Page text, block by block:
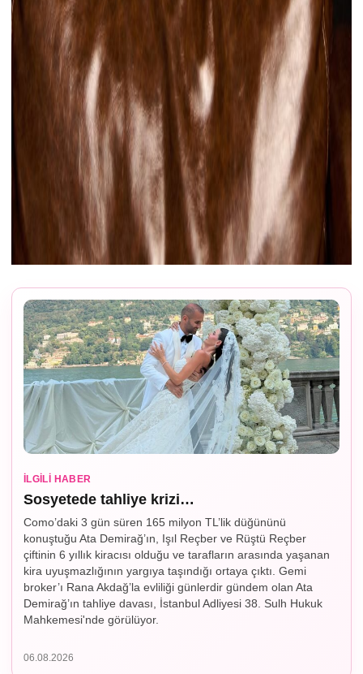
İLGILI HABER
Sosyetede tahliye krizi…
Como’daki 3 gün süren 165 milyon TL’lik düğününü
konuştuğu Ata Demirağ’ın, Işıl Reçber ve Rüştü Reçber
çiftinin 6 yıllık kiracısı olduğu ve tarafların arasında yaşanan
kira uyuşmazlığının yargıya taşındığı ortaya çıktı. Gemi
broker’ı Rana Akdağ’la evliliği günlerdir gündem olan Ata
Demirağ’ın tahliye davası, İstanbul Adliyesi 38. Sulh Hukuk
Mahkemesi'nde görülüyor.
06.08.2026